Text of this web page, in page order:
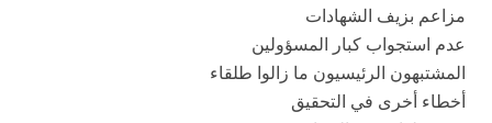
مزاعم بزيف الشهادات
عدم استجواب كبار المسؤولين
المشتبهون الرئيسيون ما زالوا طلقاء
أخطاء أخرى في التحقيق